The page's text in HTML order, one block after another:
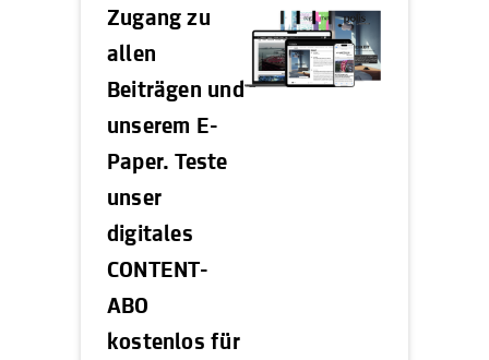
Zugang zu
allen
Beiträgen und
unserem E-
Paper. Teste
unser
digitales
CONTENT-
ABO
kostenlos für